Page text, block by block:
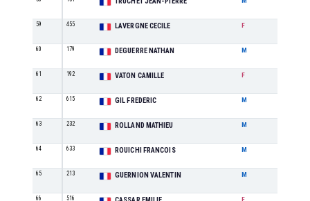
59 455 LAVERGNE CECILE F
60 179 DEGUERRE NATHAN M
61 192 VATON CAMILLE F
62 615 GIL FREDERIC M
63 232 ROLLAND MATHIEU M
64 633 ROUICHI FRANCOIS M
65 213 GUERNION VALENTIN M
66 516 F